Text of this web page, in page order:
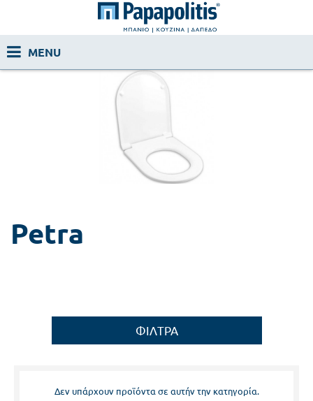
Petra
Δεν υπάρχουν προϊόντα σε αυτήν την κατηγορία.